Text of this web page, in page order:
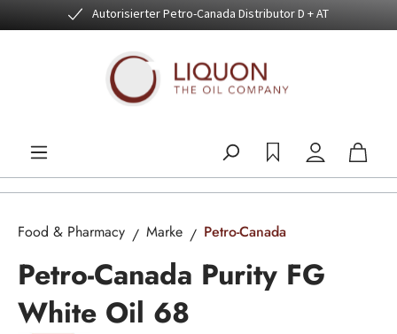
Zum Hauptinhalt springenAutorisierter Petro-Canada Distributor D + AT
Food & Pharmacy Marke Petro-Canada
Petro-Canada Purity FG
White Oil 68